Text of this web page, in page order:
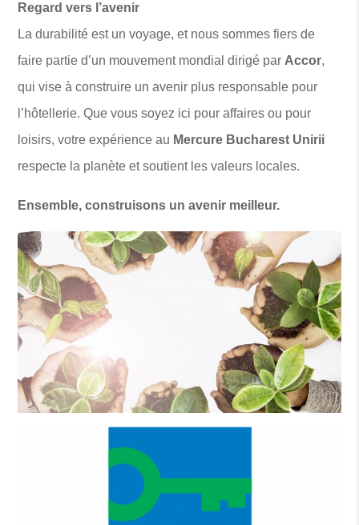
Regard vers l’avenir
La durabilité est un voyage, et nous sommes fiers de
faire partie d’un mouvement mondial dirigé par Accor,
qui vise à construire un avenir plus responsable pour
l’hôtellerie. Que vous soyez ici pour affaires ou pour
loisirs, votre expérience au Mercure Bucharest Unirii
respecte la planète et soutient les valeurs locales.
Ensemble, construisons un avenir meilleur.